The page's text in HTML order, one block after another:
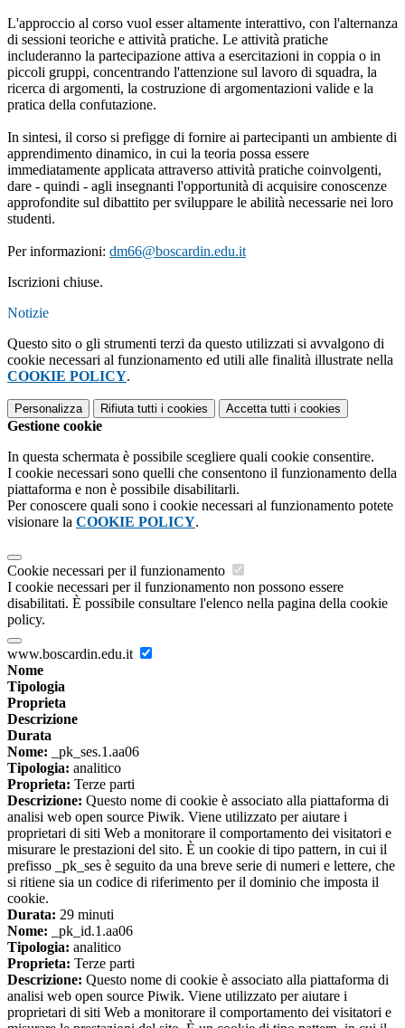
L'approccio al corso vuol esser altamente interattivo, con l'alternanza
di sessioni teoriche e attività pratiche. Le attività pratiche
includeranno la partecipazione attiva a esercitazioni in coppia o in
piccoli gruppi, concentrando l'attenzione sul lavoro di squadra, la
ricerca di argomenti, la costruzione di argomentazioni valide e la
pratica della confutazione.
In sintesi, il corso si prefigge di fornire ai partecipanti un ambiente di
apprendimento dinamico, in cui la teoria possa essere
immediatamente applicata attraverso attività pratiche coinvolgenti,
dare - quindi - agli insegnanti l'opportunità di acquisire conoscenze
approfondite sul dibattito per sviluppare le abilità necessarie nei loro
studenti.
Per informazioni: dm66@boscardin.edu.it
Iscrizioni chiuse.
Notizie
Questo sito o gli strumenti terzi da questo utilizzati si avvalgono di
cookie necessari al funzionamento ed utili alle finalità illustrate nella
COOKIE POLICY.
Personalizza Rifiuta tutti i cookies Accetta tutti i cookies
Gestione cookie
In questa schermata è possibile scegliere quali cookie consentire.
I cookie necessari sono quelli che consentono il funzionamento della
piattaforma e non è possibile disabilitarli.
Per conoscere quali sono i cookie necessari al funzionamento potete
visionare la COOKIE POLICY.
Cookie necessari per il funzionamento
I cookie necessari per il funzionamento non possono essere
disabilitati. È possibile consultare l'elenco nella pagina della cookie
policy.
www.boscardin.edu.it
Nome
Tipologia
Proprieta
Descrizione
Durata
Nome: _pk_ses.1.aa06
Tipologia: analitico
Proprieta: Terze parti
Descrizione: Questo nome di cookie è associato alla piattaforma di
analisi web open source Piwik. Viene utilizzato per aiutare i
proprietari di siti Web a monitorare il comportamento dei visitatori e
misurare le prestazioni del sito. È un cookie di tipo pattern, in cui il
prefisso _pk_ses è seguito da una breve serie di numeri e lettere, che
si ritiene sia un codice di riferimento per il dominio che imposta il
cookie.
Durata: 29 minuti
Nome: _pk_id.1.aa06
Tipologia: analitico
Proprieta: Terze parti
Descrizione: Questo nome di cookie è associato alla piattaforma di
analisi web open source Piwik. Viene utilizzato per aiutare i
proprietari di siti Web a monitorare il comportamento dei visitatori e